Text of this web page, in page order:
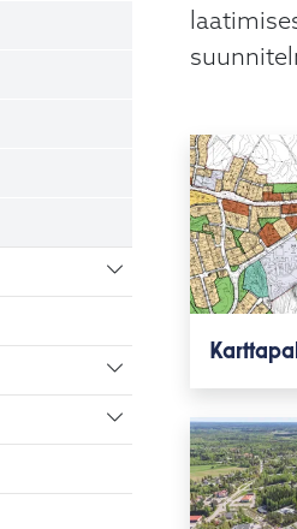
Vaihda
Vaihda
Vaihda